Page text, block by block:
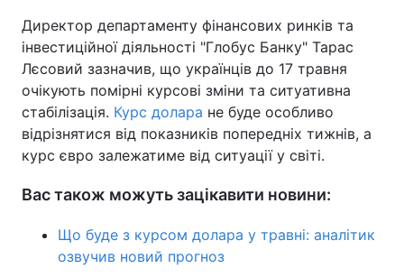
Директор департаменту фінансових ринків та
інвестиційної діяльності "Глобус Банку" Тарас
Лєсовий зазначив, що українців до 17 травня
очікують помірні курсові зміни та ситуативна
стабілізація. Курс долара не буде особливо
відрізнятися від показників попередніх тижнів, а
курс євро залежатиме від ситуації у світі.
Вас також можуть зацікавити новини:
Що буде з курсом долара у травні: аналітик
озвучив новий прогноз